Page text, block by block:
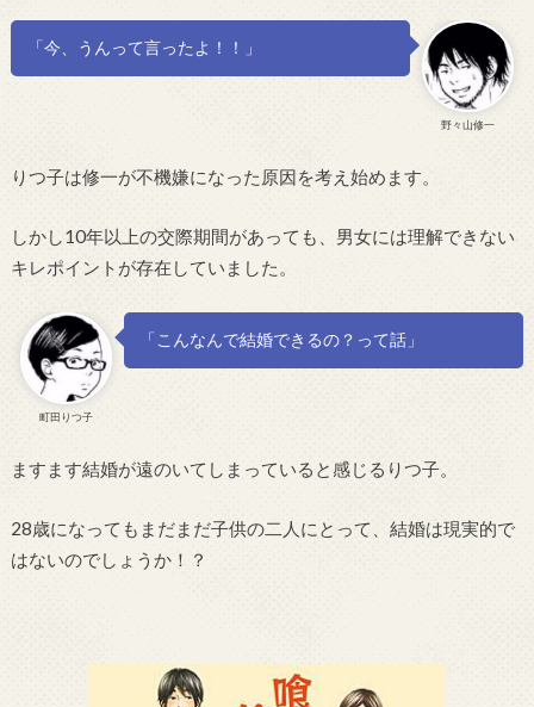
野々山修一
「今、うんって言ったよ！！」
りつ子は修一が不機嫌になった原因を考え始めます。
しかし10年以上の交際期間があっても、男女には理解できない
キレポイントが存在していました。
町田りつ子
「こんなんで結婚できるの？って話」
ますます結婚が遠のいてしまっていると感じるりつ子。
28歳になってもまだまだ子供の二人にとって、結婚は現実的で
はないのでしょうか！？